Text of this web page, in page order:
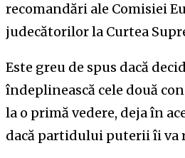
recomandări ale Comisiei
judecătorilor la Curtea
Este greu de spus dacă
îndeplinească cele două
la o primă vedere, deja în
dacă partidului puterii îi va